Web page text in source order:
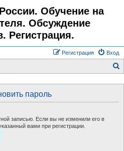
Обучение на
Обсуждение
Регистрация.
Вход
Регистрация
пароль
записью. Если вы не изменили его в
вами при регистрации.